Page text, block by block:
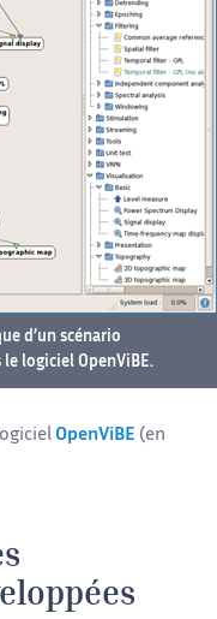
d’un scénario
logiciel OpenViBE.
OpenViBE (en